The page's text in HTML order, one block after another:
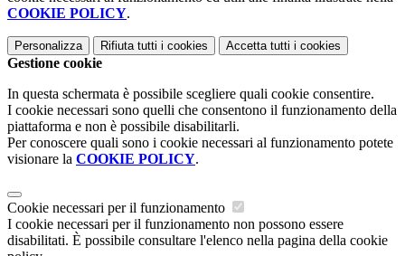
COOKIE POLICY.
Personalizza Rifiuta tutti i cookies Accetta tutti i cookies
Gestione cookie
In questa schermata è possibile scegliere quali cookie consentire.
I cookie necessari sono quelli che consentono il funzionamento della
piattaforma e non è possibile disabilitarli.
Per conoscere quali sono i cookie necessari al funzionamento potete
visionare la COOKIE POLICY.
Cookie necessari per il funzionamento
I cookie necessari per il funzionamento non possono essere
disabilitati. È possibile consultare l'elenco nella pagina della cookie